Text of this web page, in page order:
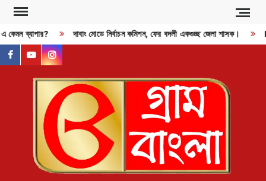
Skip
content
কেমন ব্যাপার? দাবাং মোডে নির্বাচন কমিশন, ফের বদলী একগুচ্ছ জেলা শাসক।
facebook
youtubeinstagram